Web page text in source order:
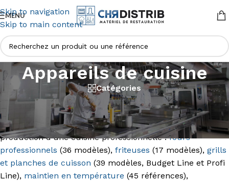
Skip to navigation
Skip to main content
MENU
Appareils de cuisine
Catégories
Avec560 référencesHENDI, AmerBox, Fine Dine et
Arktic, la catégorie
Appareils de cuisinede CHR Distrib
couvre l’intégralité des postes de cuisson et de
production d’une cuisine professionnelle :fours
professionnels (36 modèles), friteuses (17 modèles), grills
et planches de cuisson (39 modèles, Budget Line et Profi
Line), maintien en température (45 références),